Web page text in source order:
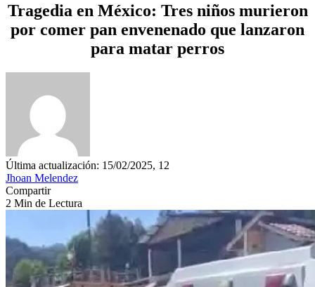
Tragedia en México: Tres niños murieron
por comer pan envenenado que lanzaron
para matar perros
Última actualización: 15/02/2025, 12
Jhoan Melendez
Compartir
2 Min de Lectura